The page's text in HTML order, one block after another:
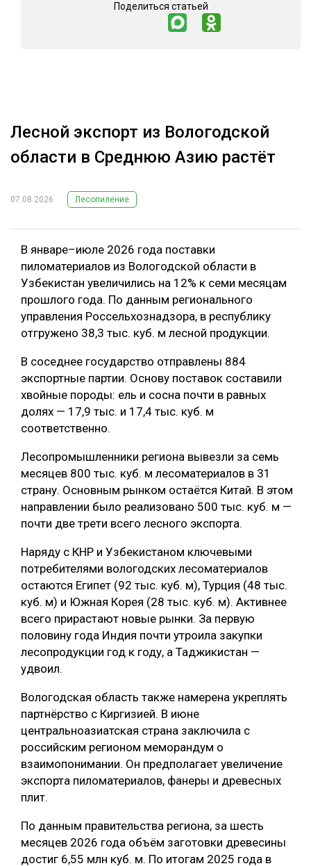
Поделиться статьей
Лесной экспорт из Вологодской
области в Среднюю Азию растёт
07.08.2026 Лесопиление
В январе–июле 2026 года поставки
пиломатериалов из Вологодской области в
Узбекистан увеличились на 12% к семи месяцам
прошлого года. По данным регионального
управления Россельхознадзора, в республику
отгружено 38,3 тыс. куб. м лесной продукции.
В соседнее государство отправлены 884
экспортные партии. Основу поставок составили
хвойные породы: ель и сосна почти в равных
долях — 17,9 тыс. и 17,4 тыс. куб. м
соответственно.
Лесопромышленники региона вывезли за семь
месяцев 800 тыс. куб. м лесоматериалов в 31
страну. Основным рынком остаётся Китай. В этом
направлении было реализовано 500 тыс. куб. м —
почти две трети всего лесного экспорта.
Наряду с КНР и Узбекистаном ключевыми
потребителями вологодских лесоматериалов
остаются Египет (92 тыс. куб. м), Турция (48 тыс.
куб. м) и Южная Корея (28 тыс. куб. м). Активнее
всего прирастают новые рынки. За первую
половину года Индия почти утроила закупки
лесопродукции год к году, а Таджикистан —
удвоил.
Вологодская область также намерена укреплять
партнёрство с Киргизией. В июне
центральноазиатская страна заключила с
российским регионом меморандум о
взаимопонимании. Он предполагает увеличение
экспорта пиломатериалов, фанеры и древесных
плит.
По данным правительства региона, за шесть
месяцев 2026 года объём заготовки древесины
достиг 6,55 млн куб. м. По итогам 2025 года в